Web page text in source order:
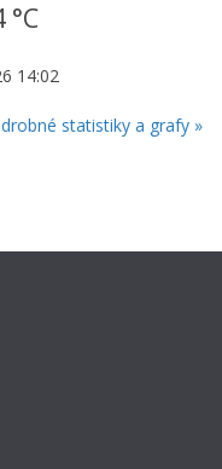
°C
14:02
statistiky a grafy »